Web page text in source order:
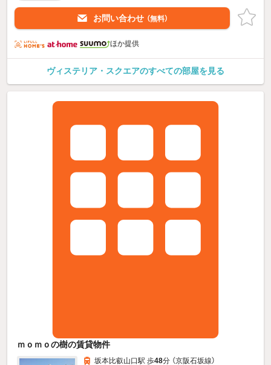
お問い合わせ （無料）
ほか提供
ヴィステリア・スクエアのすべての部屋を見る
ｍｏｍｏの樹の賃貸物件
坂本比叡山口駅 歩48分 （京阪石坂線）